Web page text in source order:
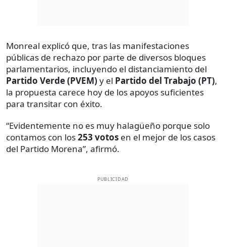
Monreal explicó que, tras las manifestaciones
públicas de rechazo por parte de diversos bloques
parlamentarios, incluyendo el distanciamiento del
Partido Verde (PVEM) y el Partido del Trabajo (PT),
la propuesta carece hoy de los apoyos suficientes
para transitar con éxito.
“Evidentemente no es muy halagüeño porque solo
contamos con los253 votos en el mejor de los casos
del Partido Morena”, afirmó.
PUBLICIDAD